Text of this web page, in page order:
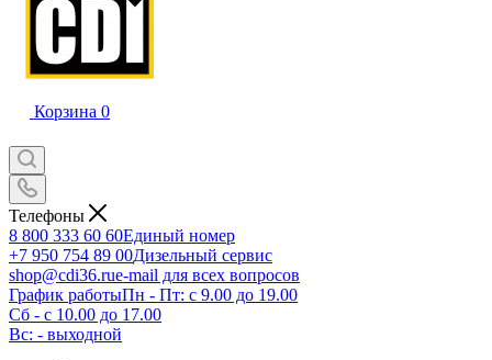
Корзина 0
Телефоны
8 800 333 60 60Единый номер
+7 950 754 89 00Дизельный сервис
shop@cdi36.rue-mail для всех вопросов
График работыПн - Пт: с 9.00 до 19.00
Сб - с 10.00 до 17.00
Вс: - выходной